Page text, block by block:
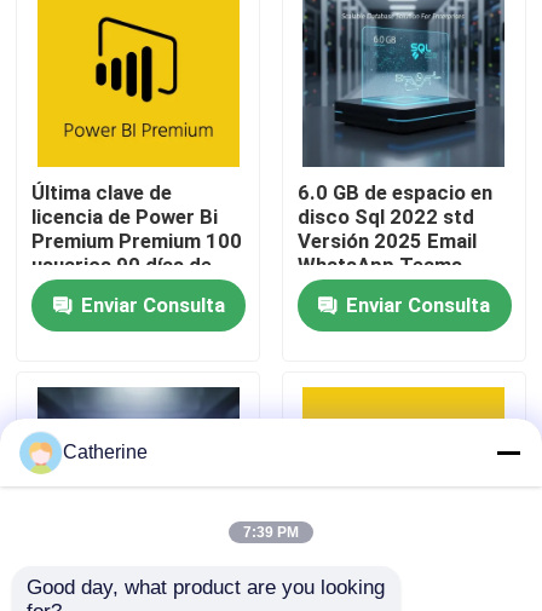
Los vídeos
Sobre nosotros
Control de calidad
Contacta con nosotros
Solicitar una cita
Compra de la llave de Office 2024
más profesional de la oficina 2021
Última clave de
licencia de Power Bi
Premium Premium 100
usuarios 90 días de
garantía
Enviar Consulta
6.0 GB de espacio en
disco Sql 2022 std
Versión 2025 Email
WhatsApp Teams
Solución de base de
datos escalable para
empresas
Enviar Consulta
Catherine
7:39 PM
Good day, what product are you looking